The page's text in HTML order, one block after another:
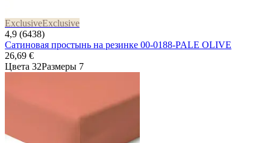
ExclusiveExclusive
4,9 (6438)
Сатиновая простынь на резинке 00-0188-PALE OLIVE
26,69 €
Цвета 32Размеры 7